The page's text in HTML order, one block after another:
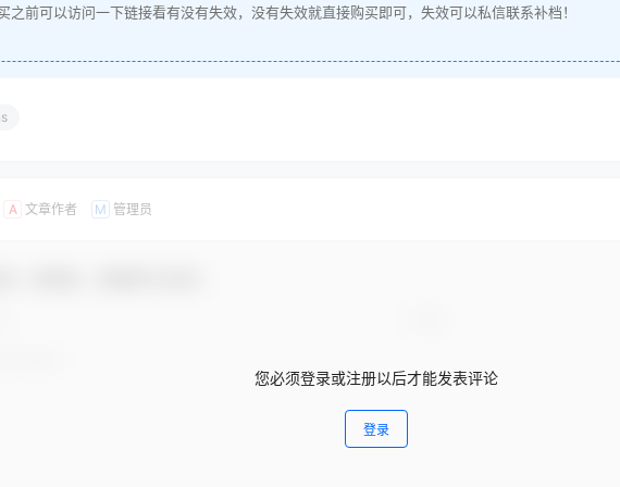
之前可以访问一下链接看有没有失效，没有失效就直接购买即可，失效可以私信联系补档！
A 文章作者 M 管理员
您必须登录或注册以后才能发表评论
登录